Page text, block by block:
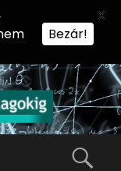
Bezár!
X